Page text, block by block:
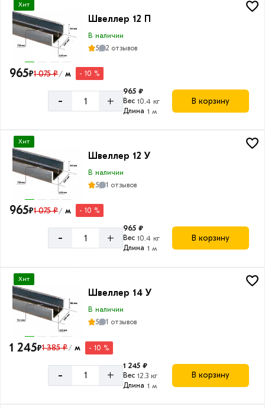
Хит
Швеллер 12 П
В наличии
5
2 отзывов
965₽1 075 ₽/ м - 10 %
- +
965 ₽
Вес 10.4 кг
Длина 1 м
В корзину
Хит
Швеллер 12 У
В наличии
5
1 отзывов
965₽1 075 ₽/ м - 10 %
- +
965 ₽
Вес 10.4 кг
Длина 1 м
В корзину
Хит
Швеллер 14 У
В наличии
5
1 отзывов
1 245₽1 385 ₽/ м - 10 %
- +
1 245 ₽
Вес 12.3 кг
Длина 1 м
В корзину